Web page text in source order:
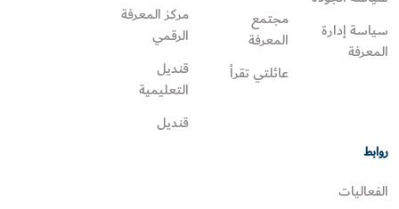
سياسة إدارة
المعرفة
مجتمع
المعرفة
عائلتي تقرأ‎
مركز المعرفة
الرقمي
قنديل
التعليمية
قنديل
روابط
الفعاليات